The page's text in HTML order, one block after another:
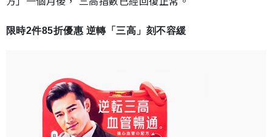
限時2件85折優惠 逆轉「三高」刻不容緩